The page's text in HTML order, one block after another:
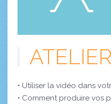
• Utiliser la vidéo dans
• Comment produire vos